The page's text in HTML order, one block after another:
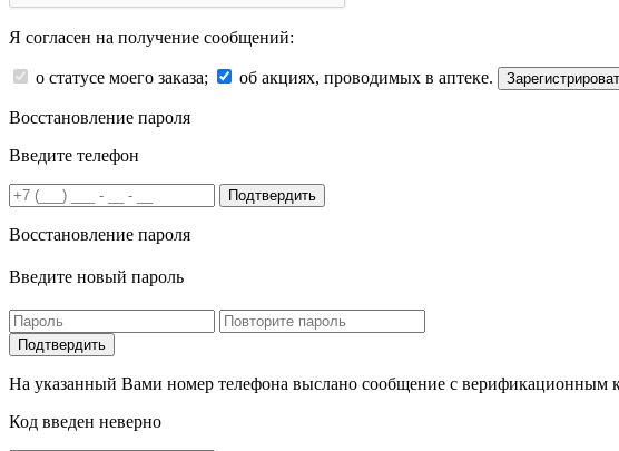
Я согласен на получение сообщений:
о статусе моего заказа; об акциях, проводимых в аптеке.
Восстановление пароля
Введите телефон
Подтвердить
Восстановление пароля
Введите новый пароль
На указанный Вами номер телефона выслано сообщение с верификационным
Код введен неверно